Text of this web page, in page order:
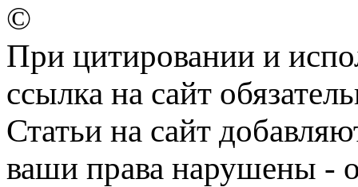
©
При цитировании и
ссылка на сайт
Статьи на сайт
ваши права нарушены -